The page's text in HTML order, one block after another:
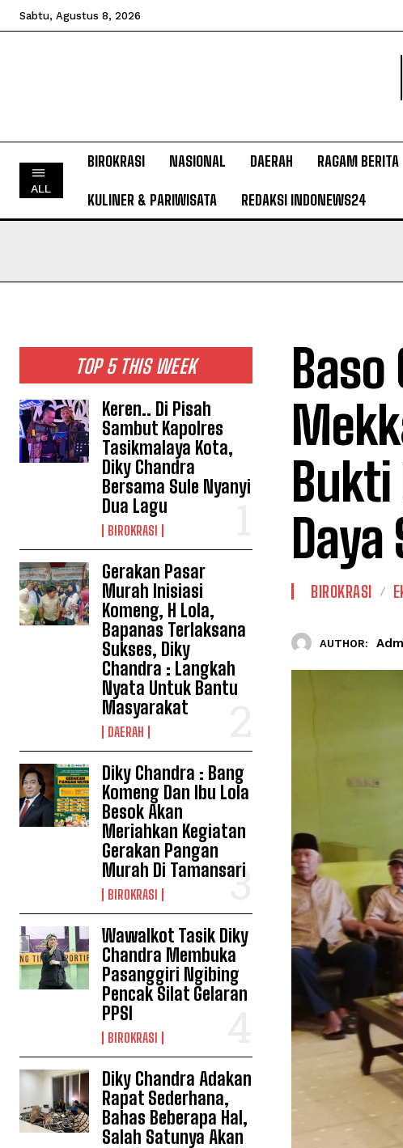
Sabtu, Agustus 8, 2026
ALL
BIROKRASI NASIONAL DAERAH RAGAM BERITA
KULINER & PARIWISATA REDAKSI INDONEWS24
TOP 5 THIS WEEK
Keren.. Di Pisah
Sambut Kapolres
Tasikmalaya Kota,
Diky Chandra
Bersama Sule Nyanyi
Dua Lagu
BIROKRASI
Gerakan Pasar
Murah Inisiasi
Komeng, H Lola,
Bapanas Terlaksana
Sukses, Diky
Chandra : Langkah
Nyata Untuk Bantu
Masyarakat
DAERAH
Diky Chandra : Bang
Komeng Dan Ibu Lola
Besok Akan
Meriahkan Kegiatan
Gerakan Pangan
Murah Di Tamansari
BIROKRASI
Wawalkot Tasik Diky
Chandra Membuka
Pasanggiri Ngibing
Pencak Silat Gelaran
PPSI
BIROKRASI
Diky Chandra Adakan
Rapat Sederhana,
Bahas Beberapa Hal,
Salah Satunya Akan
Baso
Bukti
Daya
BIROKRASI
AUTHOR: